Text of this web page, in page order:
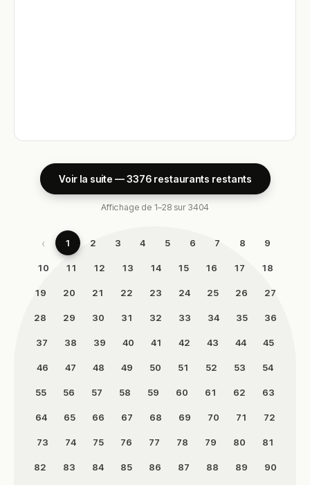
Voir la suite — 3376 restaurants restants
Affichage de 1–28 sur 3404
‹ 1 2 3 4 5 6 7 8 9
10 11 12 13 14 15 16 17 18
19 20 21 22 23 24 25 26 27
28 29 30 31 32 33 34 35 36
37 38 39 40 41 42 43 44 45
46 47 48 49 50 51 52 53 54
55 56 57 58 59 60 61 62 63
64 65 66 67 68 69 70 71 72
73 74 75 76 77 78 79 80 81
82 83 84 85 86 87 88 89 90